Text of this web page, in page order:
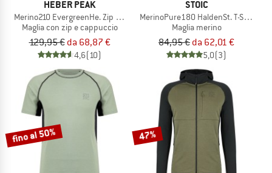
HEBER PEAK
Merino210 EvergreenHe. Zip Hoody
Maglia con zip e cappuccio
129,95 € da 68,87 €
4,6(10)
STOIC
MerinoPure180 HaldenSt. T-Shirt
Maglia merino
84,95 € da 62,01 €
5,0(3)
fino al 50% 47%